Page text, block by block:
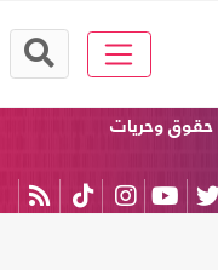
حقوق وحريات